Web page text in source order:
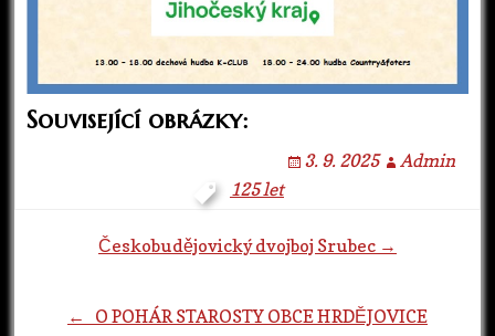
Související obrázky:
3. 9. 2025
Admin
125 let
Navigace
pro
Českobudějovický dvojboj Srubec →
← O POHÁR STAROSTY OBCE HRDĚJOVICE